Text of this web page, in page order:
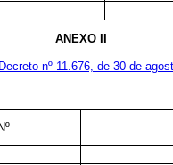
ANEXO II
nº 11.676, de 30 de